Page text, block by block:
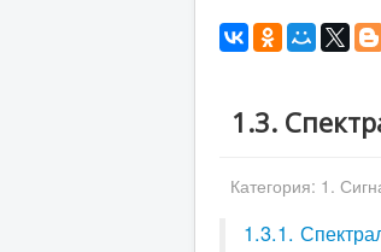
1.3.
Категория: 1.
1.3.1.